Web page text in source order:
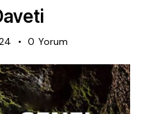
0 Yorum